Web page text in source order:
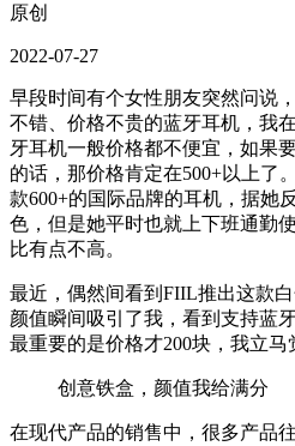
原创
2022-07-27
早段时间有个女性朋友突然问说
不错、价格不贵的蓝牙耳机，我
牙耳机一般价格都不便宜，如果
的话，那价格肯定在500+以上了
款600+的国际品牌的耳机，据她
色，但是她平时也就上下班通勤
比有点不高。
最近，偶然间看到FIIL推出这款
颜值瞬间吸引了我，看到支持蓝
最重要的是价格才200块，我立马
创意铁盒，颜值我给满分
在现代产品的销售中，很多产品